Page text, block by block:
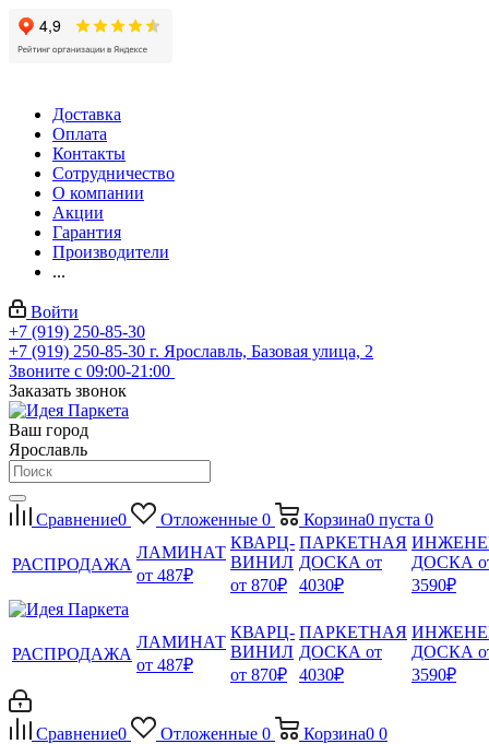
Доставка
Оплата
Контакты
Сотрудничество
О компании
Акции
Гарантия
Производители
...
Войти
+7 (919) 250-85-30
+7 (919) 250-85-30 г. Ярославль, Базовая улица, 2
Звоните с 09:00-21:00
Заказать звонок
Ваш город
Ярославль
Сравнение0 Отложенные 0 Корзина0 пуста 0
РАСПРОДАЖА
ЛАМИНАТ
от 487₽
КВАРЦ-
ВИНИЛ
от 870₽
ПАРКЕТНАЯ
ДОСКА от
4030₽
ДОСКА
3590₽
РАСПРОДАЖА
ЛАМИНАТ
от 487₽
КВАРЦ-
ВИНИЛ
от 870₽
ПАРКЕТНАЯ
ДОСКА от
4030₽
ДОСКА
3590₽
Сравнение0 Отложенные 0 Корзина0 0